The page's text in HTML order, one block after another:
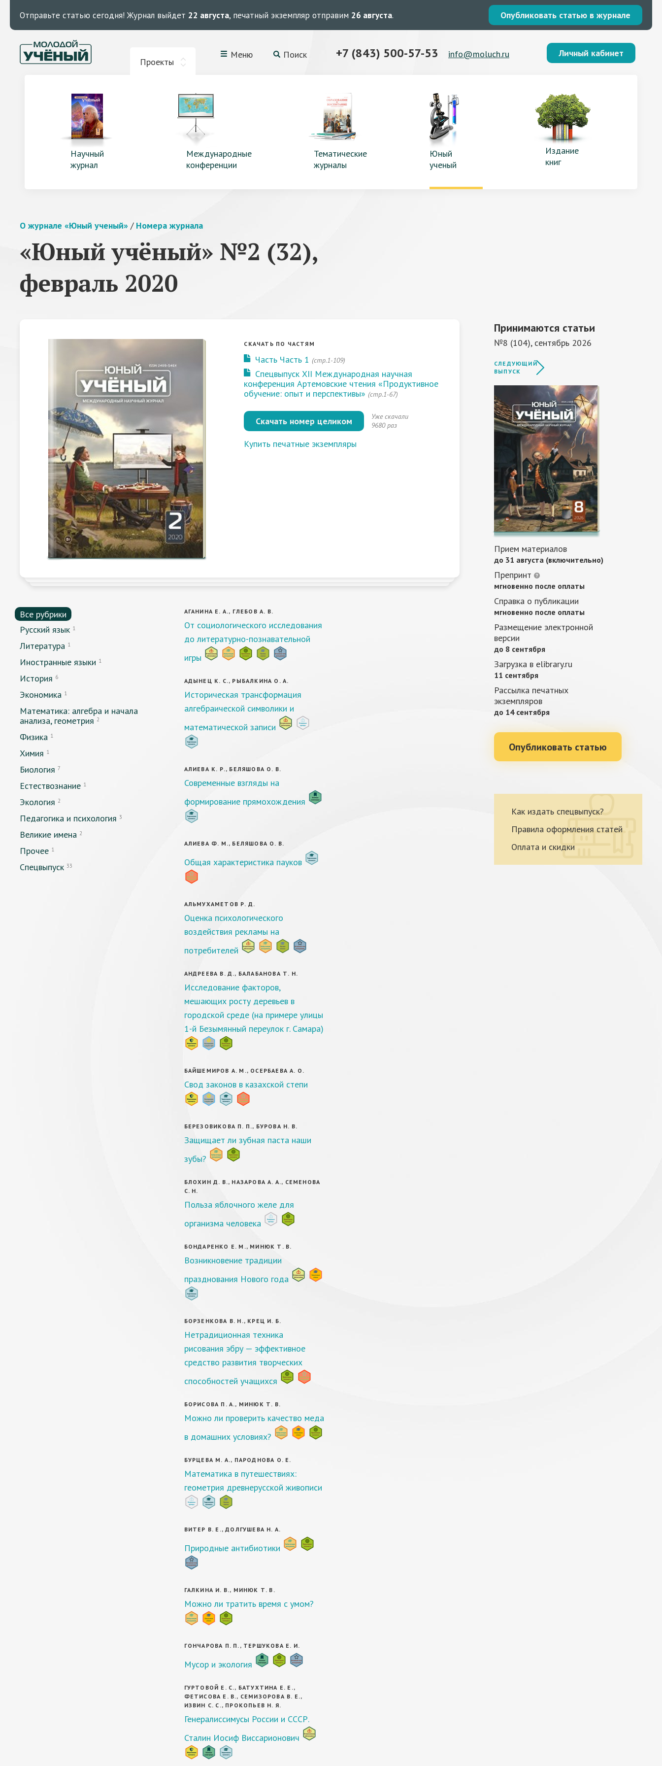
Отправьте статью сегодня! Журнал выйдет 22 августа, печатный экземпляр отправим 26 августа. Опубликовать статью в журнале
Проекты
Меню Поиск +7 (843) 500-57-53 info@moluch.ru Личный кабинет
Научный
журнал
Международные
конференции
Тематические
журналы
Юный
ученый
Издание
книг
О журнале «Юный ученый» / Номера журнала
«Юный учёный» №2 (32),
февраль 2020
СКАЧАТЬ ПО ЧАСТЯМ
Часть Часть 1 (стр.1-109)
Спецвыпуск XII Международная научная
конференция Артемовские чтения «Продуктивное
обучение: опыт и перспективы» (стр.1-67)
Скачать номер целиком
Уже скачали
9680 раз
Купить печатные экземпляры
Все рубрики
Русский язык 1
Литература 1
Иностранные языки 1
История 6
Экономика 1
Математика: алгебра и начала
анализа, геометрия 2
Физика 1
Химия 1
Биология 7
Естествознание 1
Экология 2
Педагогика и психология 3
Великие имена 2
Прочее 1
Спецвыпуск 33
АГАНИНА Е. А., ГЛЕБОВ А. В.
От социологического исследования
до литературно-познавательной
игры
АДЫНЕЦ К. С., РЫБАЛКИНА О. А.
Историческая трансформация
алгебраической символики и
математической записи
АЛИЕВА К. Р., БЕЛЯШОВА О. В.
Современные взгляды на
формирование прямохождения
АЛИЕВА Ф. М., БЕЛЯШОВА О. В.
Общая характеристика пауков
АЛЬМУХАМЕТОВ Р. Д.
Оценка психологического
воздействия рекламы на
потребителей
АНДРЕЕВА В. Д., БАЛАБАНОВА Т. Н.
Исследование факторов,
мешающих росту деревьев в
городской среде (на примере улицы
1-й Безымянный переулок г. Самара)
БАЙШЕМИРОВ А. М., ОСЕРБАЕВА А. О.
Свод законов в казахской степи
БЕРЕЗОВИКОВА П. П., БУРОВА Н. В.
Защищает ли зубная паста наши
зубы?
БЛОХИН Д. В., НАЗАРОВА А. А., СЕМЕНОВА
С. Н.
Польза яблочного желе для
организма человека
БОНДАРЕНКО Е. М., МИНЮК Т. В.
Возникновение традиции
празднования Нового года
БОРЗЕНКОВА В. Н., КРЕЦ И. Б.
Нетрадиционная техника
рисования эбру — эффективное
средство развития творческих
способностей учащихся
БОРИСОВА П. А., МИНЮК Т. В.
Можно ли проверить качество меда
в домашних условиях?
БУРЦЕВА М. А., ПАРОДНОВА О. Е.
Математика в путешествиях:
геометрия древнерусской живописи
ВИТЕР В. Е., ДОЛГУШЕВА Н. А.
Природные антибиотики
ГАЛКИНА И. В., МИНЮК Т. В.
Можно ли тратить время с умом?
ГОНЧАРОВА П. П., ТЕРШУКОВА Е. И.
Мусор и экология
ГУРТОВОЙ Е. С., БАТУХТИНА Е. Е.,
ФЕТИСОВА Е. В., СЕМИЗОРОВА В. Е.,
ИЗВИН С. С., ПРОКОПЬЕВ Н. Я.
Генералиссимусы России и СССР.
Сталин Иосиф Виссарионович
Принимаются статьи
№8 (104), сентябрь 2026
СЛЕДУЮЩИЙ
ВЫПУСК
Прием материалов
до 31 августа (включительно)
Препринт
мгновенно после оплаты
Справка о публикации
мгновенно после оплаты
Размещение электронной
версии
до 8 сентября
Загрузка в elibrary.ru
11 сентября
Рассылка печатных
экземпляров
до 14 сентября
Опубликовать статью
Как издать спецвыпуск?
Правила оформления статей
Оплата и скидки